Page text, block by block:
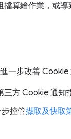
擋算繪作業，或
一步改善 Cookie
方 Cookie 通知
控管擷取及快取